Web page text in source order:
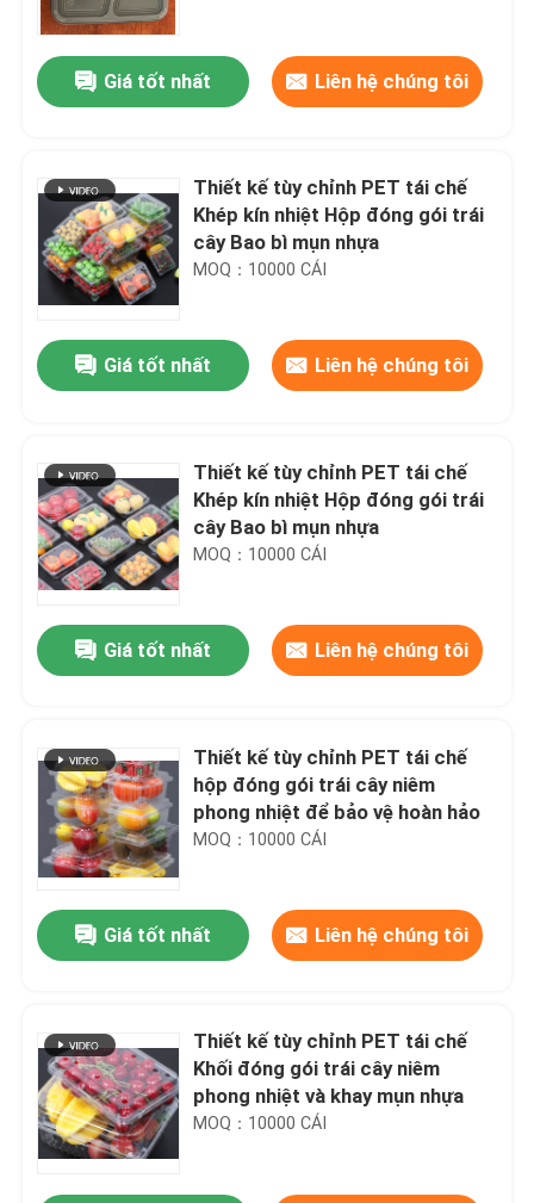
Nhà
Sản phẩm
Video
Giá tốt nhất Liên hệ chúng tôi
Thiết kế tùy chỉnh PET tái chế
Khép kín nhiệt Hộp đóng gói trái
cây Bao bì mụn nhựa
MOQ：10000 CÁI
Giá tốt nhất Liên hệ chúng tôi
Thiết kế tùy chỉnh PET tái chế
Khép kín nhiệt Hộp đóng gói trái
cây Bao bì mụn nhựa
MOQ：10000 CÁI
Giá tốt nhất Liên hệ chúng tôi
Thiết kế tùy chỉnh PET tái chế
hộp đóng gói trái cây niêm
phong nhiệt để bảo vệ hoàn hảo
MOQ：10000 CÁI
Giá tốt nhất Liên hệ chúng tôi
Thiết kế tùy chỉnh PET tái chế
Khối đóng gói trái cây niêm
phong nhiệt và khay mụn nhựa
MOQ：10000 CÁI